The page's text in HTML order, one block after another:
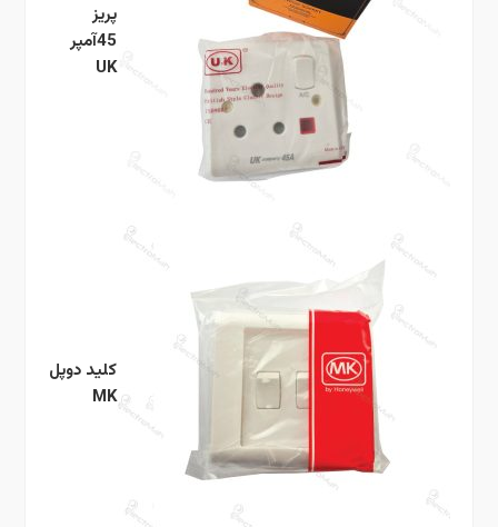
پریز
45آمپر
UK
کلید دوپل
MK